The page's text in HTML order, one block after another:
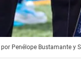
Penélope Bustamante